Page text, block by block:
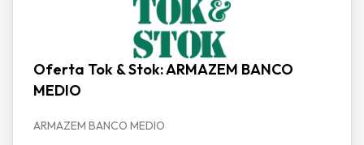
Oferta Tok & Stok: ARMAZEM BANCO
MEDIO
ARMAZEM BANCO MEDIO